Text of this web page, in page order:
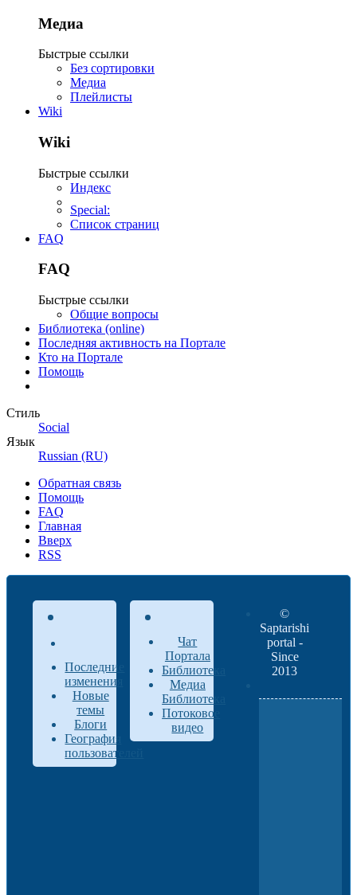
Медиа
Быстрые ссылки
Без сортировки
Медиа
Плейлисты
Wiki
Wiki
Быстрые ссылки
Индекс
Special:
Список страниц
FAQ
FAQ
Быстрые ссылки
Общие вопросы
Библиотека (online)
Последняя активность на Портале
Кто на Портале
Помощь
Стиль
Social
Язык
Russian (RU)
Обратная связь
Помощь
FAQ
Главная
Вверх
RSS
Последние
изменения
Новые
темы
Блоги
География
пользователей
Чат
Портала
Библиотека
Медиа
Библиотека
Потоковое
видео
©
Saptarishi
portal -
Since
2013